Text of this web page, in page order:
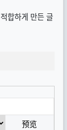
합하게 만든 글
预览